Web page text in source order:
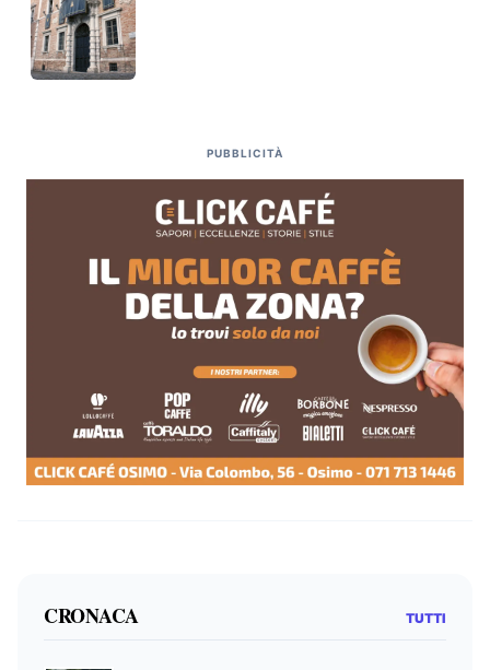
PUBBLICITÀ
CRONACA TUTTI